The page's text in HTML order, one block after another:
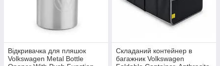
Відкривачка для пляшок
Volkswagen Metal Bottle
Складаний контейнер в
багажник Volkswagen